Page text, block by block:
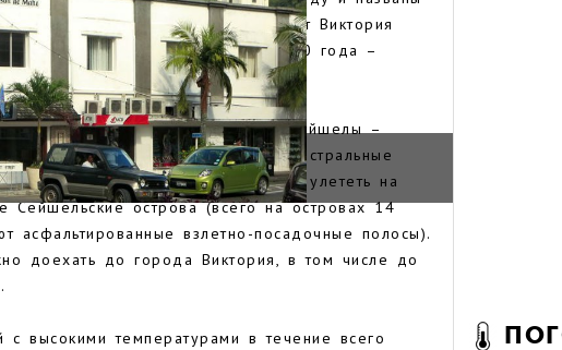
раз переименовывались. Порт Виктория
в 1841 году, с 1960 года –
международный аэропорт Сейшелы –
принимать крупные дальнемагистральные
Москвы. Из аэропорта можно улететь на
Сейшельские острова (всего на островах 14
асфальтированные взлетно-посадочные полосы).
доехать до города Виктория, в том числе до
с высокими температурами в течение всего